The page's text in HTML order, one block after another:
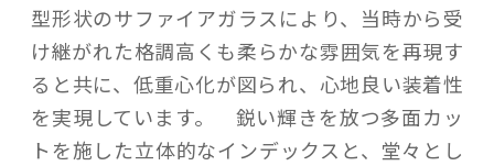
型形状のサファイアガラスにより、当時から受
け継がれた格調高くも柔らかな雰囲気を再現す
ると共に、低重心化が図られ、心地良い装着性
を実現しています。 鋭い輝きを放つ多面カッ
トを施した立体的なインデックスと、堂々とし